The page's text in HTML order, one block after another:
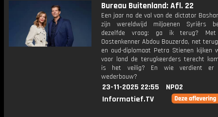
Bureau Buitenland: Afl. 22
Een jaar na de val van de dictator
zijn wereldwijd miljoenen Syriërs
dezelfde vraag: ga ik terug? Met
Oostenkenner Abdou Bouzerda, net
en oud-diplomaat Petra Stienen kijken
voor land de terugkeerders terecht
is het veilig? En wie verdient er
wederbouw?
23-11-2025 22:55
NPO2
Informatief.TV